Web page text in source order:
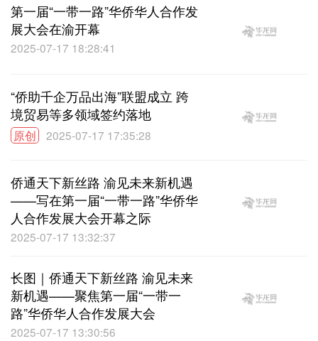
第一届“一带一路”华侨华人合作发
展大会在渝开幕
2025-07-17 18:28:41
“侨助千企万品出海”联盟成立 跨
境贸易等多领域签约落地
原创 2025-07-17 17:35:28
侨通天下新丝路 渝见未来新机遇
——写在第一届“一带一路”华侨华
人合作发展大会开幕之际
2025-07-17 13:32:37
长图｜侨通天下新丝路 渝见未来
新机遇——聚焦第一届“一带一
路”华侨华人合作发展大会
2025-07-17 13:30:56